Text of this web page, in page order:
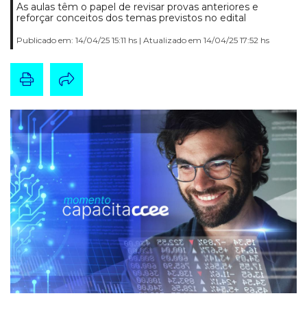
As aulas têm o papel de revisar provas anteriores e
reforçar conceitos dos temas previstos no edital
Publicado em: 14/04/25 15:11 hs | Atualizado em 14/04/25 17:52 hs